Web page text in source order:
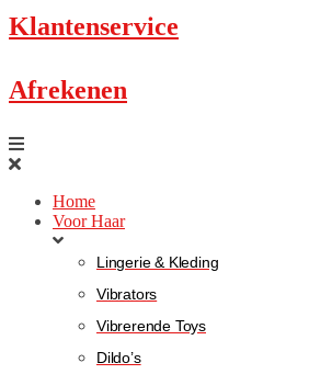
Klantenservice
Afrekenen
Home
Voor Haar
Lingerie & Kleding
Vibrators
Vibrerende Toys
Dildo’s